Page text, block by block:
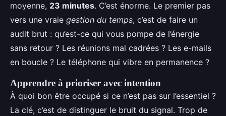
moyenne, 23 minutes. C’est énorme. Le premier pas
vers une vraie gestion du temps, c’est de faire un
audit brut : qu’est-ce qui vous pompe de l’énergie
sans retour ? Les réunions mal cadrées ? Les e-mails
en boucle ? Le téléphone qui vibre en permanence ?
Apprendre à prioriser avec intention
À quoi bon être occupé si ce n’est pas sur l’essentiel ?
La clé, c’est de distinguer le bruit du signal. Trop de